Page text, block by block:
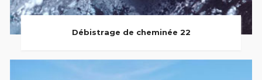
Débistrage de cheminée 22